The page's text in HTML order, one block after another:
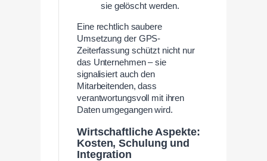
sie gelöscht werden.
Eine rechtlich saubere
Umsetzung der GPS-
Zeiterfassung schützt nicht nur
das Unternehmen – sie
signalisiert auch den
Mitarbeitenden, dass
verantwortungsvoll mit ihren
Daten umgegangen wird.
Wirtschaftliche Aspekte:
Kosten, Schulung und
Integration